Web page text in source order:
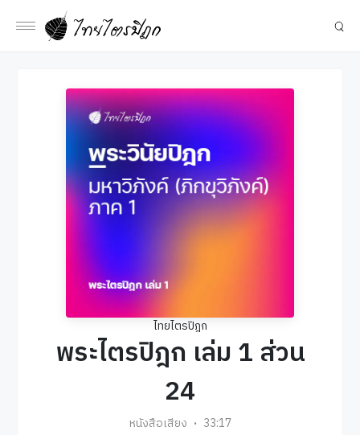
ไทยไตรปิฎก
พระไตรปิฎก เล่ม 1 ส่วน
24
หนังสือเสียง 33:17